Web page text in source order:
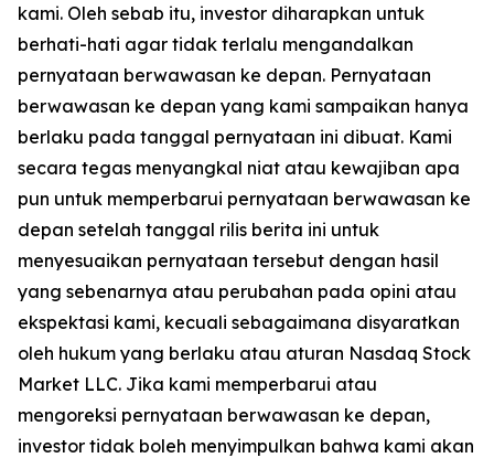
kami. Oleh sebab itu, investor diharapkan untuk
berhati-hati agar tidak terlalu mengandalkan
pernyataan berwawasan ke depan. Pernyataan
berwawasan ke depan yang kami sampaikan hanya
berlaku pada tanggal pernyataan ini dibuat. Kami
secara tegas menyangkal niat atau kewajiban apa
pun untuk memperbarui pernyataan berwawasan ke
depan setelah tanggal rilis berita ini untuk
menyesuaikan pernyataan tersebut dengan hasil
yang sebenarnya atau perubahan pada opini atau
ekspektasi kami, kecuali sebagaimana disyaratkan
oleh hukum yang berlaku atau aturan Nasdaq Stock
Market LLC. Jika kami memperbarui atau
mengoreksi pernyataan berwawasan ke depan,
investor tidak boleh menyimpulkan bahwa kami akan